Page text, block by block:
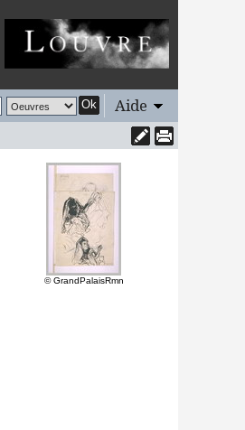
Ok Aide
© GrandPalaisRmn